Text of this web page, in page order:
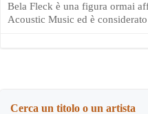
Bela Fleck è una figura ormai
Acoustic Music ed è
Cerca un titolo o un artista